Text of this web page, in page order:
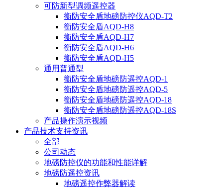
可防新型调频遥控器
衡防安全盾地磅防控仪AQD-T2
衡防安全盾AQD-H8
衡防安全盾AQD-H7
衡防安全盾AQD-H6
衡防安全盾AQD-H5
通用普通型
衡防安全盾地磅防遥控AQD-1
衡防安全盾地磅防遥控AQD-5
衡防安全盾地磅防遥控AQD-18
衡防安全盾地磅防遥控AQD-18S
产品操作演示视频
产品技术支持资讯
全部
公司动态
地磅防控仪的功能和性能详解
地磅防遥控资讯
地磅遥控作弊器解读